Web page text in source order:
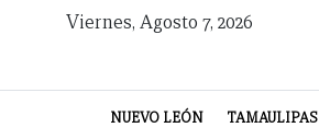
Viernes, Agosto 7, 2026
NUEVO LEÓN TAMAULIPAS
VIDA